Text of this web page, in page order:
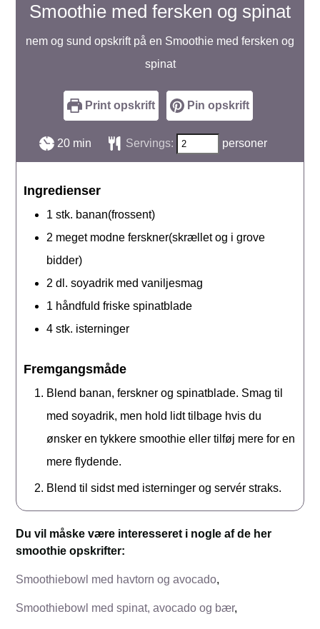
Smoothie med fersken og spinat
nem og sund opskrift på en Smoothie med fersken og
spinat
Print opskrift Pin opskrift
20minutter
min Servings: personer
Ingredienser
1 stk. banan(frossent)
2 meget modne ferskner(skrællet og i grove
bidder)
2 dl. soyadrik med vaniljesmag
1 håndfuld friske spinatblade
4 stk. isterninger
Fremgangsmåde
Blend banan, ferskner og spinatblade. Smag til
med soyadrik, men hold lidt tilbage hvis du
ønsker en tykkere smoothie eller tilføj mere for en
mere flydende.
Blend til sidst med isterninger og servér straks.
Du vil måske være interesseret i nogle af de her
smoothie opskrifter:
Smoothiebowl med havtorn og avocado,
Smoothiebowl med spinat, avocado og bær,